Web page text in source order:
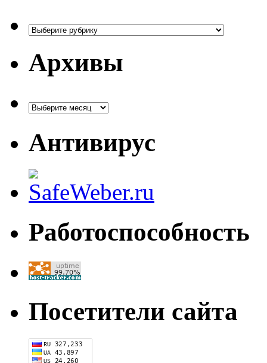
Рубрики
Архивы
Антивирус
Работоспособность
Посетители сайта